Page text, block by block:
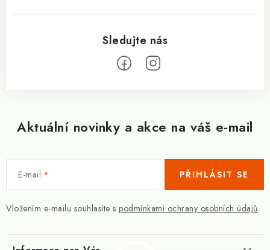
Aktuální novinky a akce na váš e-mail
E-mail
Vložením e-mailu souhlasíte s podmínkami ochrany osobních údajů
PŘIHLÁSIT SE